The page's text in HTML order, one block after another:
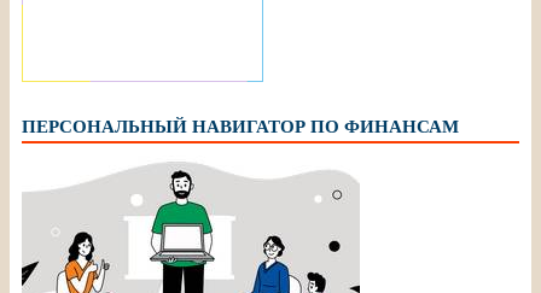
ПЕРСОНАЛЬНЫЙ НАВИГАТОР ПО ФИНАНСАМ